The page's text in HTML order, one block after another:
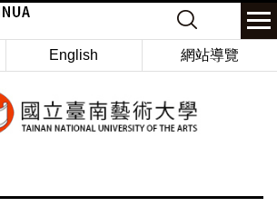
English 網站導覽
Keyword